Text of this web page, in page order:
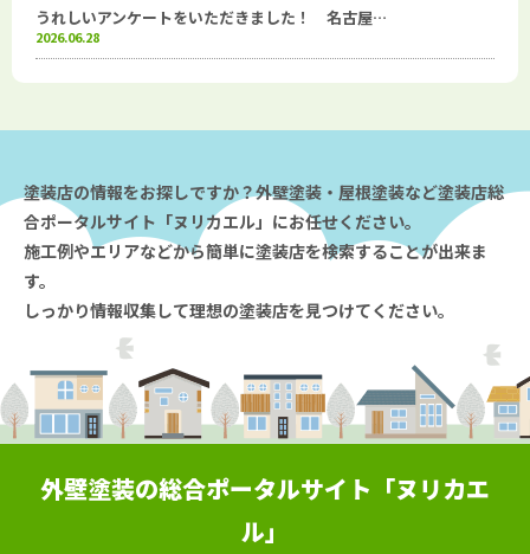
うれしいアンケートをいただきました！ 名古屋…
2026.06.28
塗装店の情報をお探しですか？外壁塗装・屋根塗装など塗装店総
合ポータルサイト「ヌリカエル」にお任せください。
施工例やエリアなどから簡単に塗装店を検索することが出来ま
す。
しっかり情報収集して理想の塗装店を見つけてください。
外壁塗装の総合ポータルサイト「ヌリカエ
ル」